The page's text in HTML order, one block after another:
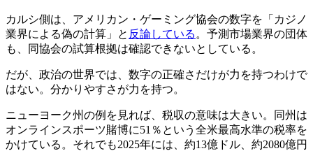
カルシ側は、アメリカン・ゲーミング協会の数字を「カジノ
業界による偽の計算」と 反論している 。予測市場業界の団体
も、同協会の試算根拠は確認できないとしている。
だが、政治の世界では、数字の正確さだけが力を持つわけで
はない。分かりやすさが力を持つ。
ニューヨーク州の例を見れば、税収の意味は大きい。同州は
オンラインスポーツ賭博に51％という全米最高水準の税率を
かけている。それでも2025年には、約13億ドル、約2080億円